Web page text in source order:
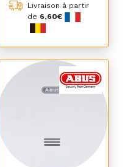
Livraison à partir
de 6,60€